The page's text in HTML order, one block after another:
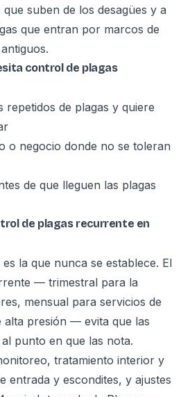
suben de los desagües y a
que entran por marcos de
control de plagas
repetidos de plagas y quiere
o negocio donde no se toleran
de que lleguen las plagas
de plagas recurrente en
la que nunca se establece. El
— trimestral para la
mensual para servicios de
alta presión — evita que las
punto en que las nota.
tratamiento interior y
entrada y escondites, y ajustes